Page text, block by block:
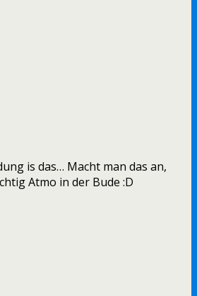
is das… Macht man das an,
Atmo in der Bude :D